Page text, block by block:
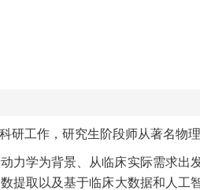
研工作，研究生阶段师从著名物
力学为背景、从临床实际需求
提取以及基于临床大数据和人